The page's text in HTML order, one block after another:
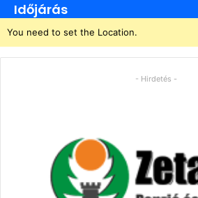
Időjárás
You need to set the Location.
- Hirdetés -